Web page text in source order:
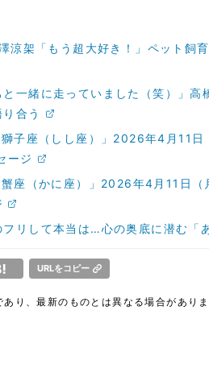
涼架「もう超大好き！」ペット飼
一緒に走っていました（笑）」
合う
子座（しし座）」2026年4月11
ージ
座（かに座）」2026年4月11日（
フリして本当は…心の奥底に潜む「
URLをコピー
り、最新のものとは異なる場合があり